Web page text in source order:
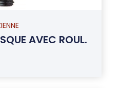
AVEC ROUL.